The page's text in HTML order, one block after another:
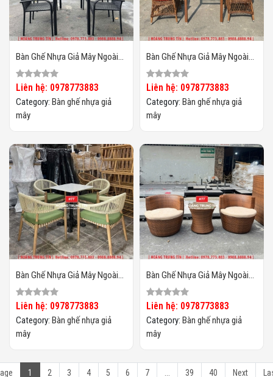
Bàn Ghế Nhựa Giả Mây Ngoài
Trời HTT131
Liên hệ: 0978773883
Category: Bàn ghế nhựa giả
mây
Bàn Ghế Nhựa Giả Mây Ngoài
Trời HTT130
Liên hệ: 0978773883
Category: Bàn ghế nhựa giả
mây
Bàn Ghế Nhựa Giả Mây Ngoài
Trời HTT129
Liên hệ: 0978773883
Category: Bàn ghế nhựa giả
mây
Bàn Ghế Nhựa Giả Mây Ngoài
Trời HTT128
Liên hệ: 0978773883
Category: Bàn ghế nhựa giả
mây
1 2 3 4 5 6 7 39 40 Next